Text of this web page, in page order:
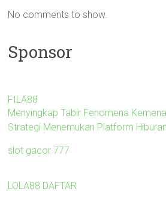
No comments to show.
Sponsor
FILA88
Menyingkap Tabir Fenomena
Strategi Menemukan Platform
slot gacor 777
LOLA88 DAFTAR